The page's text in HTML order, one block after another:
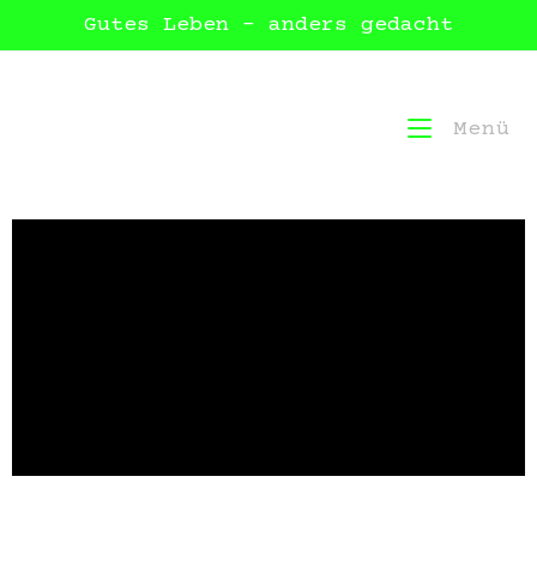
Gutes Leben – anders gedacht
Menü